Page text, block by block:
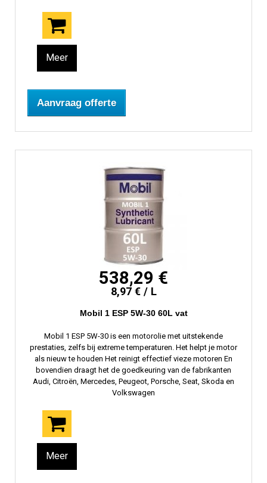
Meer
Aanvraag offerte
538,29 €
8,97 € / L
Mobil 1 ESP 5W-30 60L vat
Mobil 1 ESP 5W-30 is een motorolie met uitstekende
prestaties, zelfs bij extreme temperaturen. Het helpt je motor
als nieuw te houden Het reinigt effectief vieze motoren En
bovendien draagt ​​het de goedkeuring van de fabrikanten
Audi, Citroën, Mercedes, Peugeot, Porsche, Seat, Skoda en
Volkswagen
Meer